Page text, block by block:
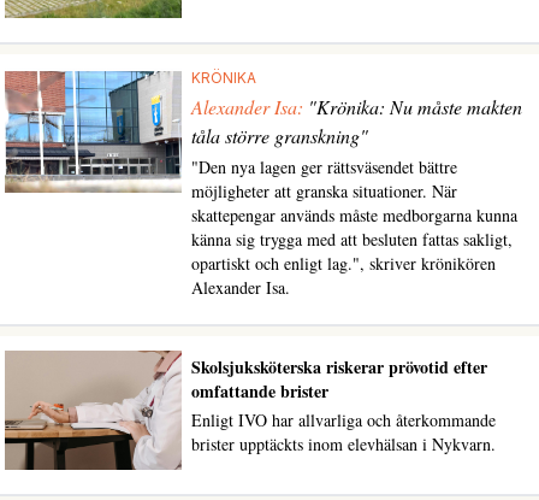
KRÖNIKA
Alexander Isa: "Krönika: Nu måste makten
tåla större granskning"
"Den nya lagen ger rättsväsendet bättre
möjligheter att granska situationer. När
skattepengar används måste medborgarna kunna
känna sig trygga med att besluten fattas sakligt,
opartiskt och enligt lag.", skriver krönikören
Alexander Isa.
Skolsjuksköterska riskerar prövotid efter
omfattande brister
Enligt IVO har allvarliga och återkommande
brister upptäckts inom elevhälsan i Nykvarn.